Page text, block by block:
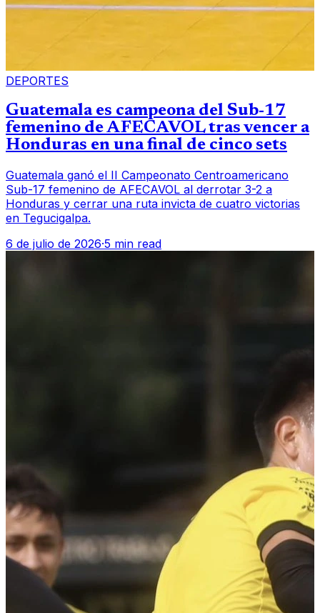
DEPORTES
Guatemala es campeona del Sub-17
femenino de AFECAVOL tras vencer a
Honduras en una final de cinco sets
Guatemala ganó el II Campeonato Centroamericano
Sub-17 femenino de AFECAVOL al derrotar 3-2 a
Honduras y cerrar una ruta invicta de cuatro victorias
en Tegucigalpa.
6 de julio de 2026·5 min read